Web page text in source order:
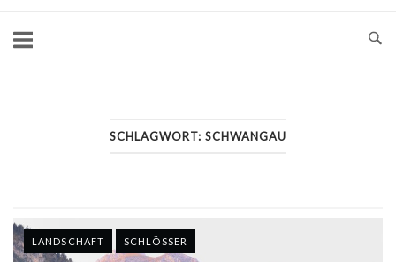
SCHLAGWORT: SCHWANGAU
LANDSCHAFT SCHLÖSSER